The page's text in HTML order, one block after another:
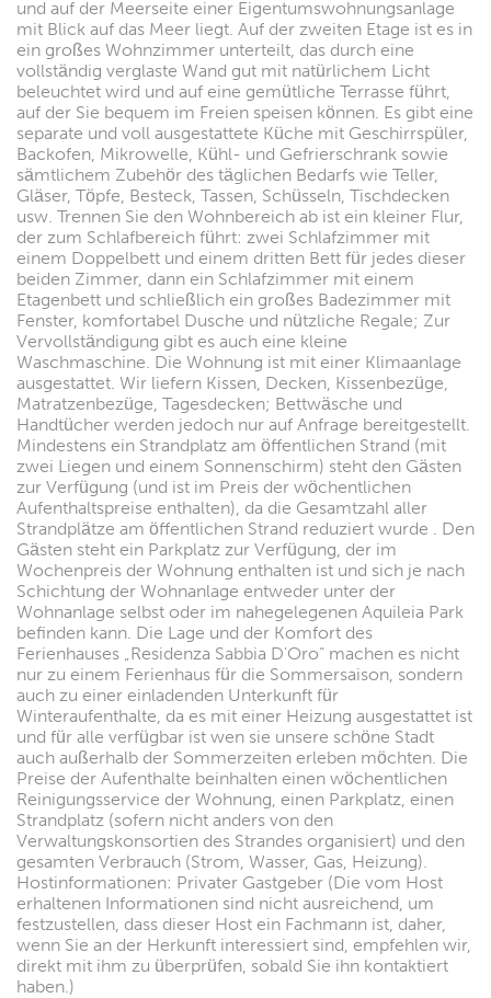
und auf der Meerseite einer Eigentumswohnungsanlage
mit Blick auf das Meer liegt. Auf der zweiten Etage ist es in
ein großes Wohnzimmer unterteilt, das durch eine
vollständig verglaste Wand gut mit natürlichem Licht
beleuchtet wird und auf eine gemütliche Terrasse führt,
auf der Sie bequem im Freien speisen können. Es gibt eine
separate und voll ausgestattete Küche mit Geschirrspüler,
Backofen, Mikrowelle, Kühl- und Gefrierschrank sowie
sämtlichem Zubehör des täglichen Bedarfs wie Teller,
Gläser, Töpfe, Besteck, Tassen, Schüsseln, Tischdecken
usw. Trennen Sie den Wohnbereich ab ist ein kleiner Flur,
der zum Schlafbereich führt: zwei Schlafzimmer mit
einem Doppelbett und einem dritten Bett für jedes dieser
beiden Zimmer, dann ein Schlafzimmer mit einem
Etagenbett und schließlich ein großes Badezimmer mit
Fenster, komfortabel Dusche und nützliche Regale; Zur
Vervollständigung gibt es auch eine kleine
Waschmaschine. Die Wohnung ist mit einer Klimaanlage
ausgestattet. Wir liefern Kissen, Decken, Kissenbezüge,
Matratzenbezüge, Tagesdecken; Bettwäsche und
Handtücher werden jedoch nur auf Anfrage bereitgestellt.
Mindestens ein Strandplatz am öffentlichen Strand (mit
zwei Liegen und einem Sonnenschirm) steht den Gästen
zur Verfügung (und ist im Preis der wöchentlichen
Aufenthaltspreise enthalten), da die Gesamtzahl aller
Strandplätze am öffentlichen Strand reduziert wurde . Den
Gästen steht ein Parkplatz zur Verfügung, der im
Wochenpreis der Wohnung enthalten ist und sich je nach
Schichtung der Wohnanlage entweder unter der
Wohnanlage selbst oder im nahegelegenen Aquileia Park
befinden kann. Die Lage und der Komfort des
Ferienhauses „Residenza Sabbia D'Oro“ machen es nicht
nur zu einem Ferienhaus für die Sommersaison, sondern
auch zu einer einladenden Unterkunft für
Winteraufenthalte, da es mit einer Heizung ausgestattet ist
und für alle verfügbar ist wen sie unsere schöne Stadt
auch außerhalb der Sommerzeiten erleben möchten. Die
Preise der Aufenthalte beinhalten einen wöchentlichen
Reinigungsservice der Wohnung, einen Parkplatz, einen
Strandplatz (sofern nicht anders von den
Verwaltungskonsortien des Strandes organisiert) und den
gesamten Verbrauch (Strom, Wasser, Gas, Heizung).
Hostinformationen: Privater Gastgeber (Die vom Host
erhaltenen Informationen sind nicht ausreichend, um
festzustellen, dass dieser Host ein Fachmann ist, daher,
wenn Sie an der Herkunft interessiert sind, empfehlen wir,
direkt mit ihm zu überprüfen, sobald Sie ihn kontaktiert
haben.)